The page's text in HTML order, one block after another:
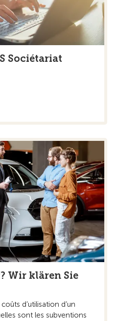
Sociétariat
Wir klären Sie
d’utilisation d’un
sont les subventions